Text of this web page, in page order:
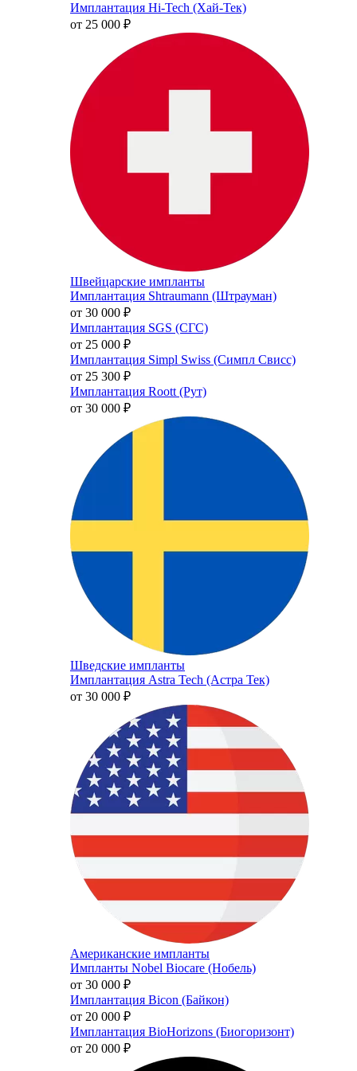
Имплантация Hi-Tech (Хай-Тек)
от 25 000 ₽
Швейцарские импланты
Имплантация Shtraumann (Штрауман)
от 30 000 ₽
Имплантация SGS (СГС)
от 25 000 ₽
Имплантация Simpl Swiss (Симпл Свисс)
от 25 300 ₽
Имплантация Roott (Рут)
от 30 000 ₽
Шведские импланты
Имплантация Astra Tech (Астра Тек)
от 30 000 ₽
Американские импланты
Импланты Nobel Biocare (Нобель)
от 30 000 ₽
Имплантация Bicon (Байкон)
от 20 000 ₽
Имплантация BioHorizons (Биогоризонт)
от 20 000 ₽